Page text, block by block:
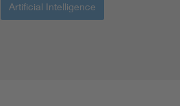
Artificial Intelligence